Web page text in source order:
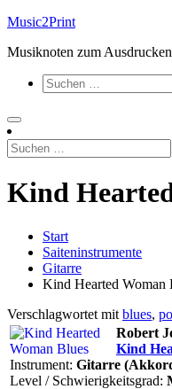
Zum
springen
Music2Print
Musiknoten zum
Suchen
nach:
Suchen
nach:
Kind
Start
Saiteninstrumente
Gitarre
Kind Hearted Woman
Verschlagwortet mit blues,
Robert
Kind
Instrument: Gitarre
Level / Schwierigkeitsgrad: